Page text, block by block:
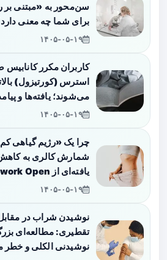
سن‌محور به «مبتنی
برای شما چه معنی
۱۴۰۵-۰۵-۱۹
کاربران مکرر کانابیس
استرس (کورتیزول)
می‌شوند؛ یافته‌ها و
۱۴۰۵-۰۵-۱۹
چرا یک «رژیم گیاهی
شمارش کالری به
یافته‌ای از JAMA Network Open
۱۴۰۵-۰۵-۱۹
نوشیدن شراب در
تقطیری: مطالعه‌ای
نوشیدنی الکلی و خطر